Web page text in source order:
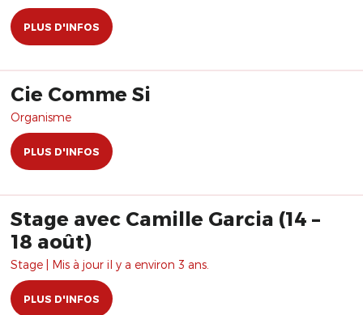
PLUS D'INFOS
Cie Comme Si
Organisme
PLUS D'INFOS
Stage avec Camille Garcia (14 –
18 août)
Stage | Mis à jour il y a environ 3 ans.
PLUS D'INFOS